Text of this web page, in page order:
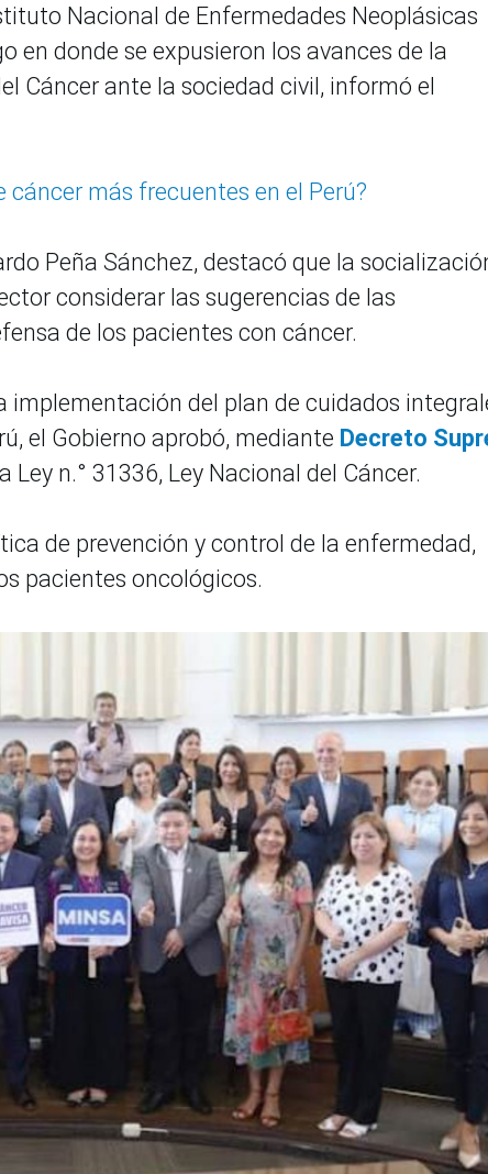
Nacional de Enfermedades Neoplásicas
en donde se expusieron los avances de la
Cáncer ante la sociedad civil, informó el
cáncer más frecuentes en el Perú?
Peña Sánchez, destacó que la
considerar las sugerencias de las
de los pacientes con cáncer.
implementación del plan de cuidados
el Gobierno aprobó, mediante Decreto
Ley n.° 31336, Ley Nacional del Cáncer.
de prevención y control de la enfermedad,
pacientes oncológicos.